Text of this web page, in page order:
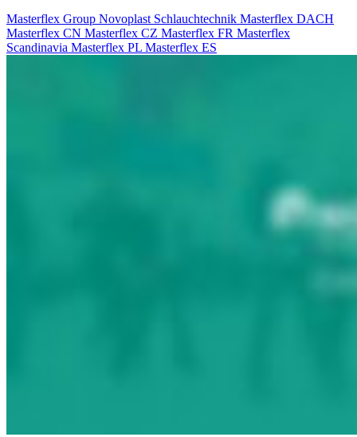
Masterflex Group Novoplast Schlauchtechnik Masterflex DACH
Masterflex CN Masterflex CZ Masterflex FR Masterflex
Scandinavia Masterflex PL Masterflex ES